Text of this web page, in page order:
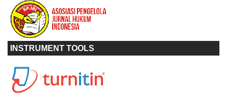
INSTRUMENT TOOLS